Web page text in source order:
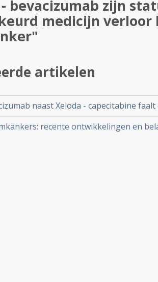
bevacizumab zijn
medicijn verloor
artikelen
naast Xeloda - capecitabine
darmkanker stadium II en III aldus
recente ontwikkelingen en